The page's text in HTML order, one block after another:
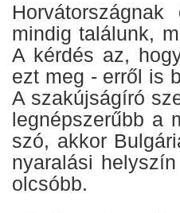
mindig találunk,
A kérdés az,
ezt meg - erről is
A szakújságíró
legnépszerűbb a
szó, akkor
nyaralási
olcsóbb.